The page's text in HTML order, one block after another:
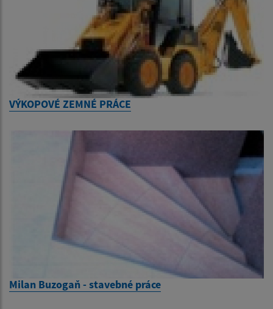
VÝKOPOVÉ ZEMNÉ PRÁCE
Milan Buzogaň - stavebné práce